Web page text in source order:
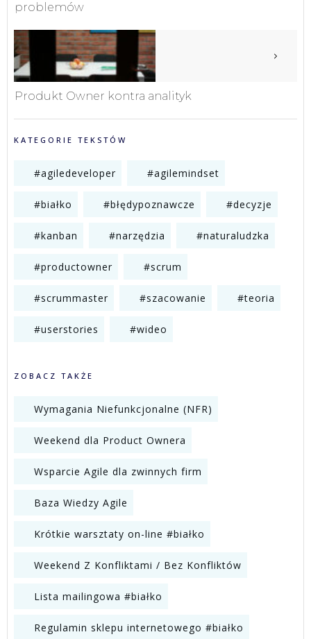
problemów
Produkt Owner kontra analityk
KATEGORIE TEKSTÓW
#agiledeveloper #agilemindset
#białko #błędypoznawcze #decyzje
#kanban #narzędzia #naturaludzka
#productowner #scrum
#scrummaster #szacowanie #teoria
#userstories #wideo
ZOBACZ TAKŻE
Wymagania Niefunkcjonalne (NFR)
Weekend dla Product Ownera
Wsparcie Agile dla zwinnych firm
Baza Wiedzy Agile
Krótkie warsztaty on-line #białko
Weekend Z Konfliktami / Bez Konfliktów
Lista mailingowa #białko
Regulamin sklepu internetowego #białko